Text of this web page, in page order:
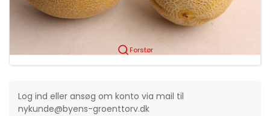
Forstør
Log ind eller ansøg om konto via mail til
nykunde@byens-groenttorv.dk